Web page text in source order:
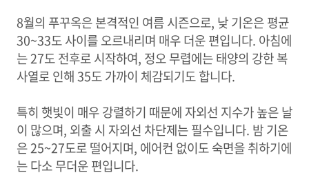
8월의 푸꾸옥은 본격적인 여름 시즌으로, 낮 기온은 평균
30~33도 사이를 오르내리며 매우 더운 편입니다. 아침에
는 27도 전후로 시작하여, 정오 무렵에는 태양의 강한 복
사열로 인해 35도 가까이 체감되기도 합니다.
특히 햇빛이 매우 강렬하기 때문에 자외선 지수가 높은 날
이 많으며, 외출 시 자외선 차단제는 필수입니다. 밤 기온
은 25~27도로 떨어지며, 에어컨 없이도 숙면을 취하기에
는 다소 무더운 편입니다.